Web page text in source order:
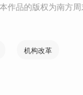
作品的版权为南方
机构改革